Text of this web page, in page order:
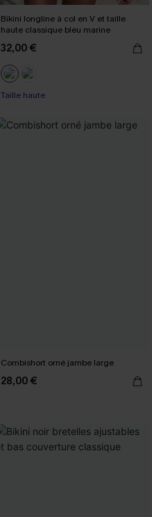
Bikini longline à col en V et taille
haute classique bleu marine
32,00 €
Taille haute
Combishort orné jambe large
28,00 €